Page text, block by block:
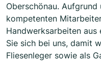
Oberschönau.
kompetenten
Handwerksarbeiten aus
Sie sich bei uns, damit
Fliesenleger sowie als